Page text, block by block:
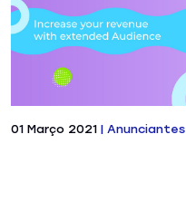
01 Março 2021 | Anunciantes